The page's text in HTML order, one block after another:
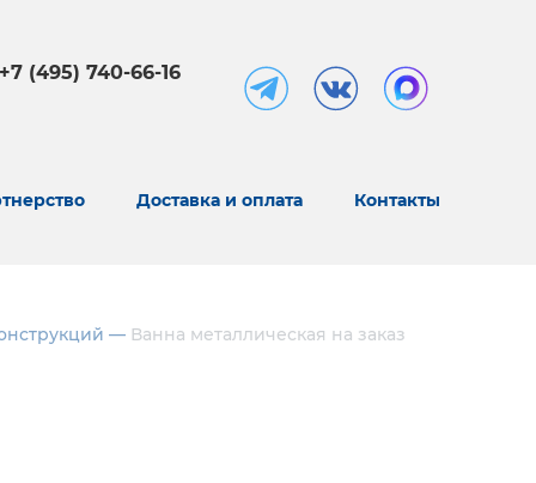
+7 (495) 740-66-16
Доставка и оплата Контакты
— Ванна металлическая на заказ